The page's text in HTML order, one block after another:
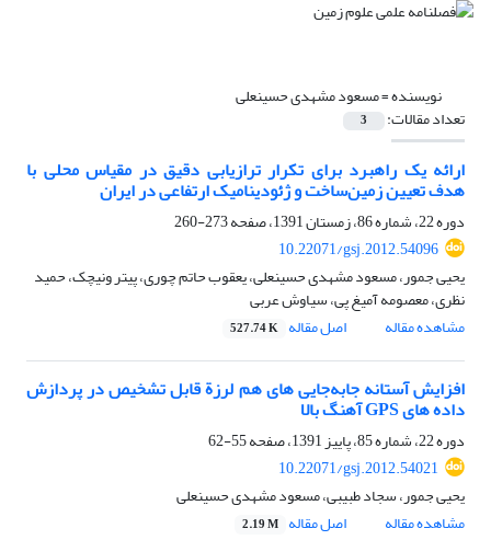
نویسنده =مسعود مشهدی حسینعلی
تعداد مقالات: 3
ارائه یک راهبرد برای تکرار ترازیابی دقیق در مقیاس محلی با
هدف تعیین زمین‌ساخت و ژئودینامیک ارتفاعی در ایران
دوره 22، شماره 86، زمستان 1391، صفحه
273-260
10.22071/gsj.2012.54096
یحیی جمور، مسعود مشهدی حسینعلی، یعقوب حاتم چوری، پیتر ونیچک، حمید
نظری، معصومه آمیغ پی، سیاوش عربی
مشاهده مقاله
اصل مقاله 527.74 K
افزایش آستانه جابه‌جایی های هم لرزة قابل تشخیص در پردازش
داده های GPS آهنگ بالا
دوره 22، شماره 85، پاییز 1391، صفحه
55-62
10.22071/gsj.2012.54021
یحیی جمور، سجاد طبیبی، مسعود مشهدی حسینعلی
مشاهده مقاله
اصل مقاله 2.19 M